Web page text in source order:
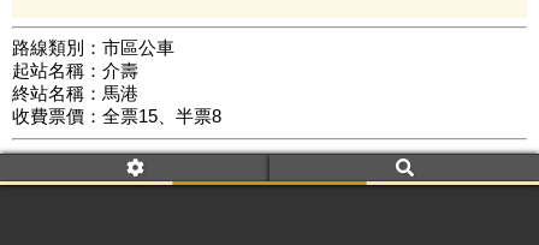
路線類別：市區公車
起站名稱：介壽
終站名稱：馬港
收費票價：全票15、半票8
附屬名稱：山線(介壽發)往馬港(支線: 機場、津沙)
去返程：返程
公車數量: 累計8714、上線7732